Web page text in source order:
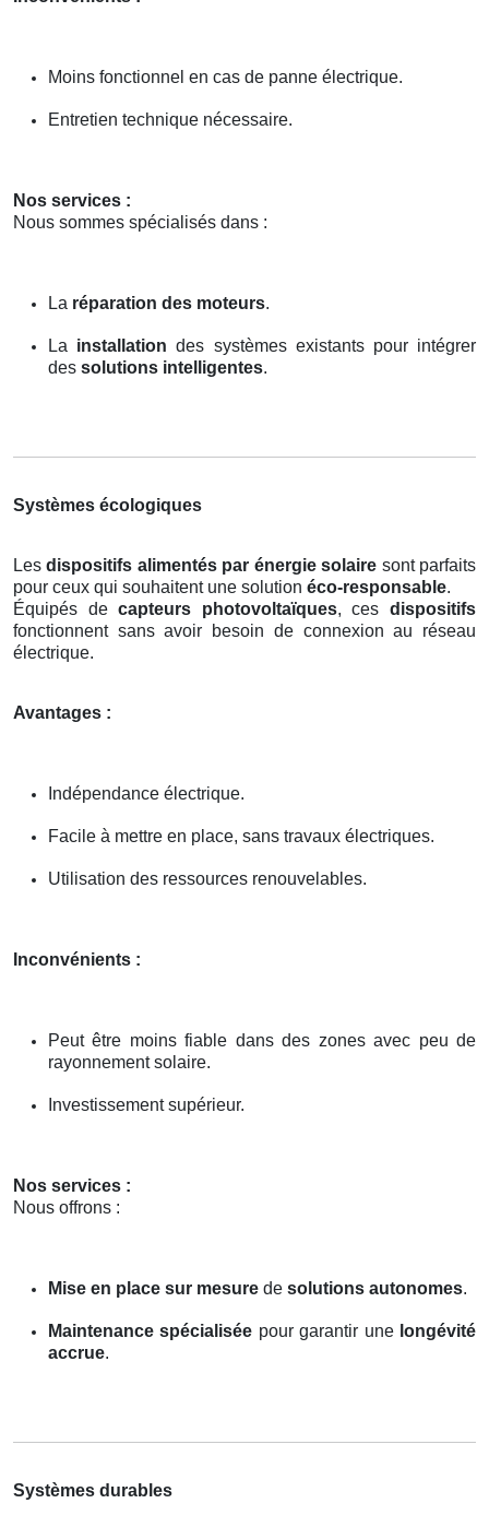
Moins fonctionnel en cas de panne électrique.
Entretien technique nécessaire.
Nos services :
Nous sommes spécialisés dans :
La réparation des moteurs.
La installation des systèmes existants pour intégrer
des solutions intelligentes.
Systèmes écologiques
Lesdispositifs alimentés par énergie solaire sont parfaits
pour ceux qui souhaitent une solution éco-responsable.
Équipés decapteurs photovoltaïques, cesdispositifs
fonctionnent sans avoir besoin de connexion au réseau
électrique.
Avantages :
Indépendance électrique.
Facile à mettre en place, sans travaux électriques.
Utilisation des ressources renouvelables.
Inconvénients :
Peut être moins fiable dans des zones avec peu de
rayonnement solaire.
Investissement supérieur.
Nos services :
Nous offrons :
Mise en place sur mesure de solutions autonomes.
Maintenance spécialisée pour garantir une longévité
accrue.
Systèmes durables